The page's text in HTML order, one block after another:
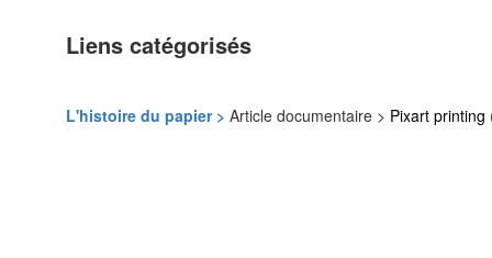
Liens catégorisés
L'histoire du papier > Article documentaire > Pixart printing